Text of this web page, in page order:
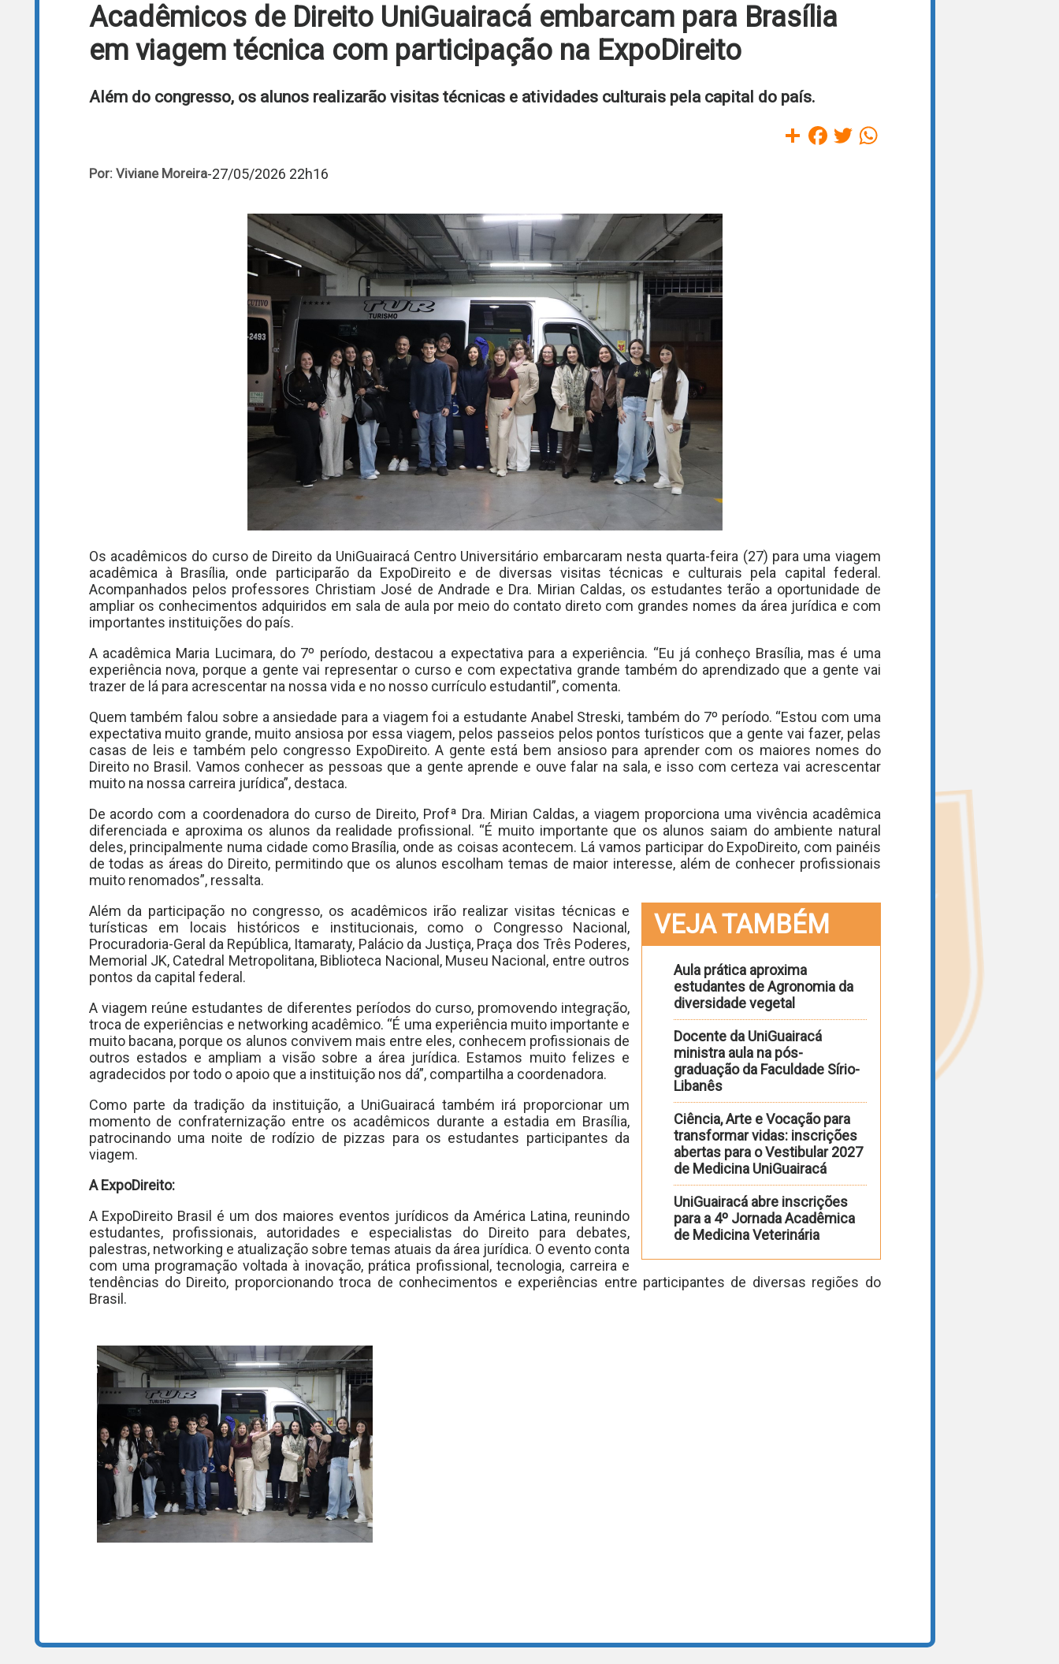
Acadêmicos de Direito UniGuairacá embarcam para Brasília
em viagem técnica com participação na ExpoDireito
Além do congresso, os alunos realizarão visitas técnicas e atividades culturais pela capital do país.
Compartilhar
Facebook
Twitter
Por: Viviane Moreira-27/05/2026 22h16
Os acadêmicos do curso de Direito da UniGuairacá Centro Universitário embarcaram nesta quarta-feira (27) para uma viagem
acadêmica à Brasília, onde participarão da ExpoDireito e de diversas visitas técnicas e culturais pela capital federal.
Acompanhados pelos professores Christiam José de Andrade e Dra. Mirian Caldas, os estudantes terão a oportunidade de
ampliar os conhecimentos adquiridos em sala de aula por meio do contato direto com grandes nomes da área jurídica e com
importantes instituições do país.
A acadêmica Maria Lucimara, do 7º período, destacou a expectativa para a experiência. “Eu já conheço Brasília, mas é uma
experiência nova, porque a gente vai representar o curso e com expectativa grande também do aprendizado que a gente vai
trazer de lá para acrescentar na nossa vida e no nosso currículo estudantil”, comenta.
Quem também falou sobre a ansiedade para a viagem foi a estudante Anabel Streski, também do 7º período. “Estou com uma
expectativa muito grande, muito ansiosa por essa viagem, pelos passeios pelos pontos turísticos que a gente vai fazer, pelas
casas de leis e também pelo congresso ExpoDireito. A gente está bem ansioso para aprender com os maiores nomes do
Direito no Brasil. Vamos conhecer as pessoas que a gente aprende e ouve falar na sala, e isso com certeza vai acrescentar
muito na nossa carreira jurídica”, destaca.
De acordo com a coordenadora do curso de Direito, Profª Dra. Mirian Caldas, a viagem proporciona uma vivência acadêmica
diferenciada e aproxima os alunos da realidade profissional. “É muito importante que os alunos saiam do ambiente natural
deles, principalmente numa cidade como Brasília, onde as coisas acontecem. Lá vamos participar do ExpoDireito, com painéis
de todas as áreas do Direito, permitindo que os alunos escolham temas de maior interesse, além de conhecer profissionais
muito renomados”, ressalta.
VEJA TAMBÉM
Aula prática aproxima
estudantes de Agronomia da
diversidade vegetal
Docente da UniGuairacá
ministra aula na pós-
graduação da Faculdade Sírio-
Libanês
Ciência, Arte e Vocação para
transformar vidas: inscrições
abertas para o Vestibular 2027
de Medicina UniGuairacá
UniGuairacá abre inscrições
para a 4º Jornada Acadêmica
de Medicina Veterinária
Além da participação no congresso, os acadêmicos irão realizar visitas técnicas e
turísticas em locais históricos e institucionais, como o Congresso Nacional,
Procuradoria-Geral da República, Itamaraty, Palácio da Justiça, Praça dos Três Poderes,
Memorial JK, Catedral Metropolitana, Biblioteca Nacional, Museu Nacional, entre outros
pontos da capital federal.
A viagem reúne estudantes de diferentes períodos do curso, promovendo integração,
troca de experiências e networking acadêmico. “É uma experiência muito importante e
muito bacana, porque os alunos convivem mais entre eles, conhecem profissionais de
outros estados e ampliam a visão sobre a área jurídica. Estamos muito felizes e
agradecidos por todo o apoio que a instituição nos dá”, compartilha a coordenadora.
Como parte da tradição da instituição, a UniGuairacá também irá proporcionar um
momento de confraternização entre os acadêmicos durante a estadia em Brasília,
patrocinando uma noite de rodízio de pizzas para os estudantes participantes da
viagem.
A ExpoDireito:
A ExpoDireito Brasil é um dos maiores eventos jurídicos da América Latina, reunindo
estudantes, profissionais, autoridades e especialistas do Direito para debates,
palestras, networking e atualização sobre temas atuais da área jurídica. O evento conta
com uma programação voltada à inovação, prática profissional, tecnologia, carreira e
tendências do Direito, proporcionando troca de conhecimentos e experiências entre participantes de diversas regiões do
Brasil.